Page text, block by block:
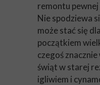
remontu pewnej
Nie spodziewa
może stać się
początkiem
czegoś
świąt w starej
igliwiem i